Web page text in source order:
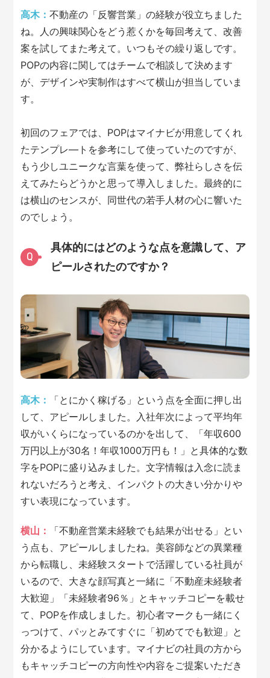
高木：不動産の「反響営業」の経験が役立ちました
ね。人の興味関心をどう惹くかを毎回考えて、改善
案を試してまた考えて。いつもその繰り返しです。
POPの内容に関してはチームで相談して決めます
が、デザインや実制作はすべて横山が担当していま
す。
初回のフェアでは、POPはマイナビが用意してくれ
たテンプレ―トを参考にして使っていたのですが、
もう少しユニークな言葉を使って、弊社らしさを伝
えてみたらどうかと思って導入しました。最終的に
は横山のセンスが、同世代の若手人材の心に響いた
のでしょう。
Q
具体的にはどのような点を意識して、ア
ピールされたのですか？
高木：
「とにかく稼げる」という点を全面に押し出
して、アピールしました。入社年次によって平均年
収がいくらになっているのかを出して、「年収600
万円以上が30名！年収1000万円も！」と具体的な数
字をPOPに盛り込みました。文字情報は入念に読ま
れないだろうと考え、インパクトの大きい分かりや
すい表現になっています。
横山：
「不動産営業未経験でも結果が出せる」とい
う点も、アピールしましたね。美容師などの異業種
から転職し、未経験スタートで活躍している社員が
いるので、大きな顔写真と一緒に「不動産未経験者
大歓迎」「未経験者96％」とキャッチコピーを載せ
て、POPを作成しました。初心者マークも一緒にく
っつけて、パッとみてすぐに「初めてでも歓迎」と
分かるようにしています。マイナビの社員の方から
もキャッチコピーの方向性や内容をご提案いただき